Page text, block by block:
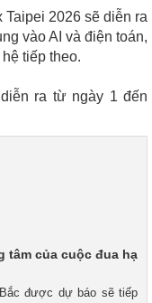
2026 sẽ diễn ra
vào AI và điện toán,
tiếp theo.
ra từ ngày 1 đến
tâm của cuộc đua hạ
được dự báo sẽ tiếp